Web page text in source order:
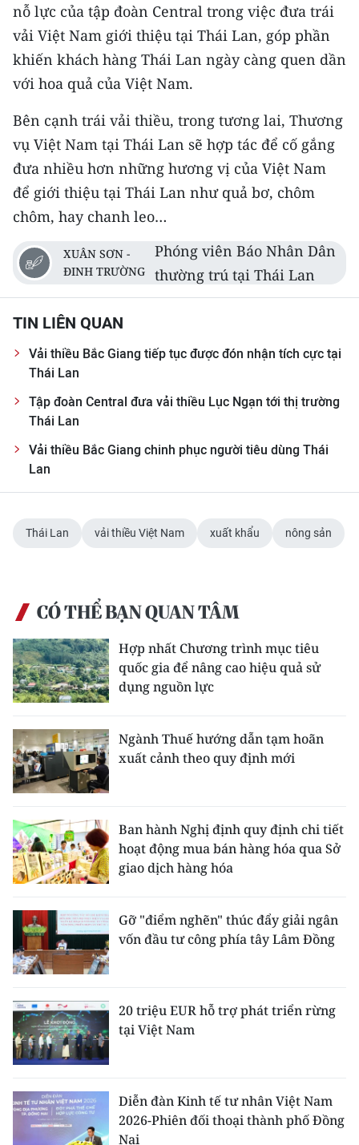
nỗ lực của tập đoàn Central trong việc đưa trái
vải Việt Nam giới thiệu tại Thái Lan, góp phần
khiến khách hàng Thái Lan ngày càng quen dần
với hoa quả của Việt Nam.
Bên cạnh trái vải thiều, trong tương lai, Thương
vụ Việt Nam tại Thái Lan sẽ hợp tác để cố gắng
đưa nhiều hơn những hương vị của Việt Nam
để giới thiệu tại Thái Lan như quả bơ, chôm
chôm, hay chanh leo…
XUÂN SƠN -
ĐINH TRƯỜNG
Phóng viên Báo Nhân Dân
thường trú tại Thái Lan
TIN LIÊN QUAN
Vải thiều Bắc Giang tiếp tục được đón nhận tích cực tại
Thái Lan
Tập đoàn Central đưa vải thiều Lục Ngạn tới thị trường
Thái Lan
Vải thiều Bắc Giang chinh phục người tiêu dùng Thái
Lan
Thái Lan vải thiều Việt Nam xuất khẩu nông sản
CÓ THỂ BẠN QUAN TÂM
Hợp nhất Chương trình mục tiêu
quốc gia để nâng cao hiệu quả sử
dụng nguồn lực
Ngành Thuế hướng dẫn tạm hoãn
xuất cảnh theo quy định mới
Ban hành Nghị định quy định chi tiết
hoạt động mua bán hàng hóa qua Sở
giao dịch hàng hóa
Gỡ "điểm nghẽn" thúc đẩy giải ngân
vốn đầu tư công phía tây Lâm Đồng
20 triệu EUR hỗ trợ phát triển rừng
tại Việt Nam
Diễn đàn Kinh tế tư nhân Việt Nam
2026-Phiên đối thoại thành phố Đồng
Nai